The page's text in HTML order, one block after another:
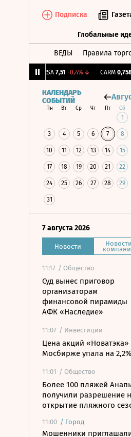
Подписка
Глобальные
ВЕДЫ Правила
ARSA 7,51 -0,4%↓ CARM 0,758
КАЛЕНДАРЬ
СОБЫТИЙ
Пн Вт Ср Чт Пт Сб
1
3 4 5 6 7 8
10 11 12 13 14 15
17 18 19 20 21 22
24 25 26 27 28 29
31
7 августа 2026
Новости Новости
11:17 / Общество
Суд вынес приговор
организаторам
финансовой пирамиды
АФК «Наследие»
11:07 / Инвестиции
Цена акций «Новатэка»
Мосбирже упала на 2,2%
11:01 / Общество
Более 100 пляжей
получили разрешение
открытие пляжного
11:00 / Город
Мошенники